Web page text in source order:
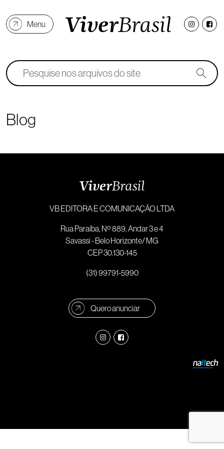
Menu
Blog
VB EDITORA E COMUNICAÇÃO LTDA
Rua Paraíba, Nº 889, Andar 3 e 4
Savassi - Belo Horizonte/ MG
CEP 30.130-145
(31) 99791-5990
Quero anunciar